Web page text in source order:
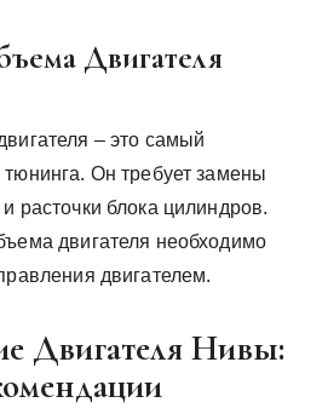
Двигателя
– это самый
Он требует замены
расточки блока цилиндров.
двигателя необходимо
двигателем.
Двигателя Нивы: